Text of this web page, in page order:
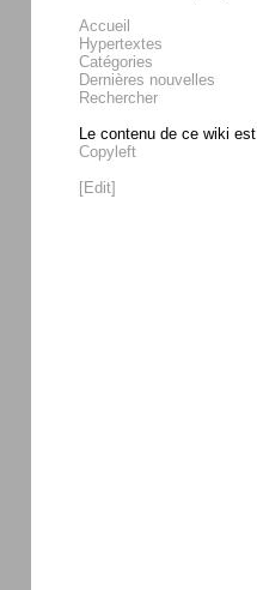
Accueil
Hypertextes
Catégories
Dernières nouvelles
Rechercher
Le contenu de ce wiki est
Copyleft
[Edit]